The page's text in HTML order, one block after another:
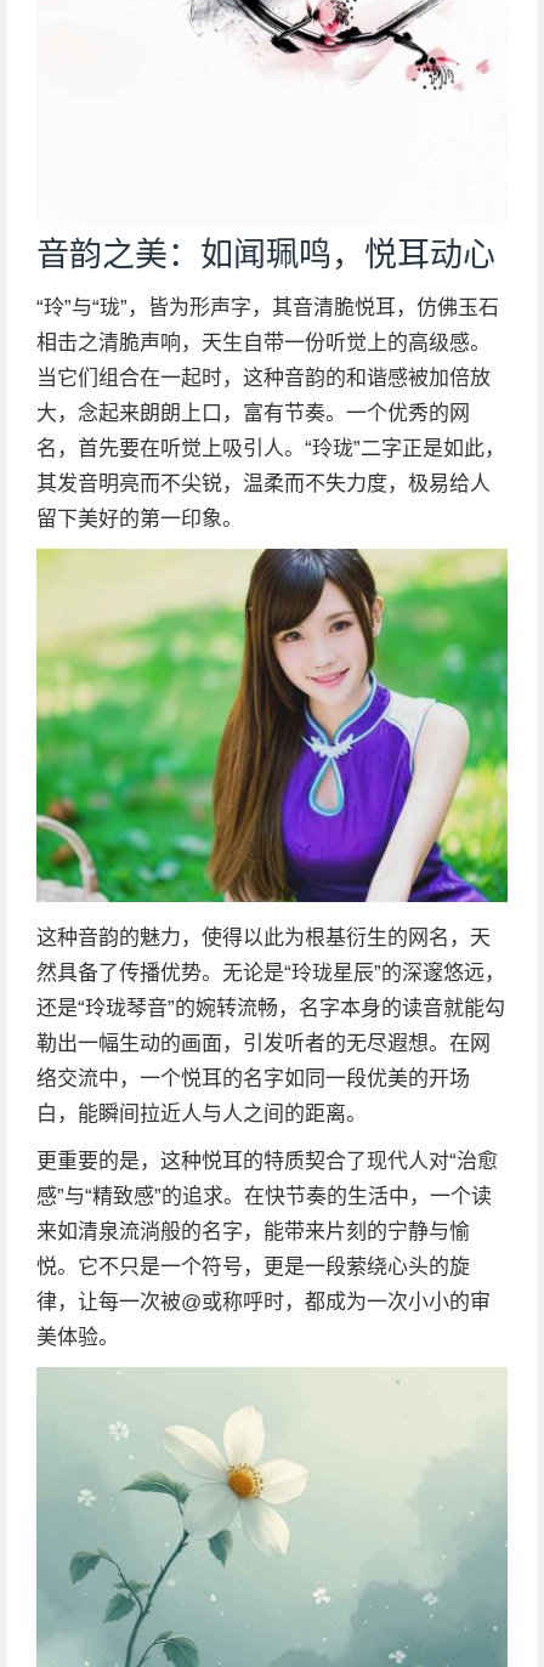
音韵之美：如闻珮鸣，悦耳动心
“玲”与“珑”，皆为形声字，其音清脆悦耳，仿佛玉石
相击之清脆声响，天生自带一份听觉上的高级感。
当它们组合在一起时，这种音韵的和谐感被加倍放
大，念起来朗朗上口，富有节奏。一个优秀的网
名，首先要在听觉上吸引人。“玲珑”二字正是如此，
其发音明亮而不尖锐，温柔而不失力度，极易给人
留下美好的第一印象。
这种音韵的魅力，使得以此为根基衍生的网名，天
然具备了传播优势。无论是“玲珑星辰”的深邃悠远，
还是“玲珑琴音”的婉转流畅，名字本身的读音就能勾
勒出一幅生动的画面，引发听者的无尽遐想。在网
络交流中，一个悦耳的名字如同一段优美的开场
白，能瞬间拉近人与人之间的距离。
更重要的是，这种悦耳的特质契合了现代人对“治愈
感”与“精致感”的追求。在快节奏的生活中，一个读
来如清泉流淌般的名字，能带来片刻的宁静与愉
悦。它不只是一个符号，更是一段萦绕心头的旋
律，让每一次被@或称呼时，都成为一次小小的审
美体验。